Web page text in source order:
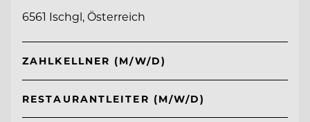
6561 Ischgl, Österreich
ZAHLKELLNER (M/W/D)
RESTAURANTLEITER (M/W/D)